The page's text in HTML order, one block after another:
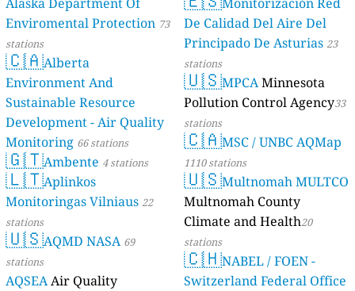
Enviromental Protection 73
stations
🇨🇦Alberta
Environment And
Sustainable Resource
Development - Air Quality
Monitoring 66 stations
🇬🇹Ambente 4 stations
🇱🇹Aplinkos
Monitoringas Vilniaus 22
stations
🇺🇸AQMD NASA 69
stations
AQSEAAir Quality
De Calidad Del Aire Del
Principado De Asturias 23
stations
🇺🇸MPCAMinnesota
Pollution Control Agency33
stations
🇨🇦MSC / UNBC AQMap
1110 stations
🇺🇸Multnomah MULTCO
Multnomah County
Climate and Health20
stations
🇨🇭NABEL / FOEN -
Switzerland Federal Office